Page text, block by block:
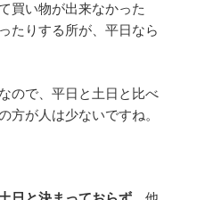
買い物が出来なかった
たりする所が、平日なら
ので、平日と土日と比べ
方が人は少ないですね。